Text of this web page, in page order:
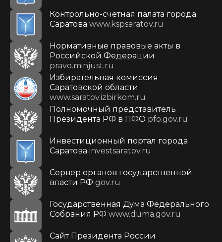
Контрольно-счетная палата города
Саратова www.kspsaratov.ru
Нормативные правовые акты в
Российской Федерации
pravo.minjust.ru
Избирательная комиссия
Саратовской области
www.saratov.izbirkom.ru
Полномочный представитель
Президента РФ в ПФО pfo.gov.ru
Инвестиционный портал города
Саратова investsaratov.ru
Сервер органов государственной
власти РФ gov.ru
Государственная Дума Федерального
Собрания РФ www.duma.gov.ru
Cайт Президента России